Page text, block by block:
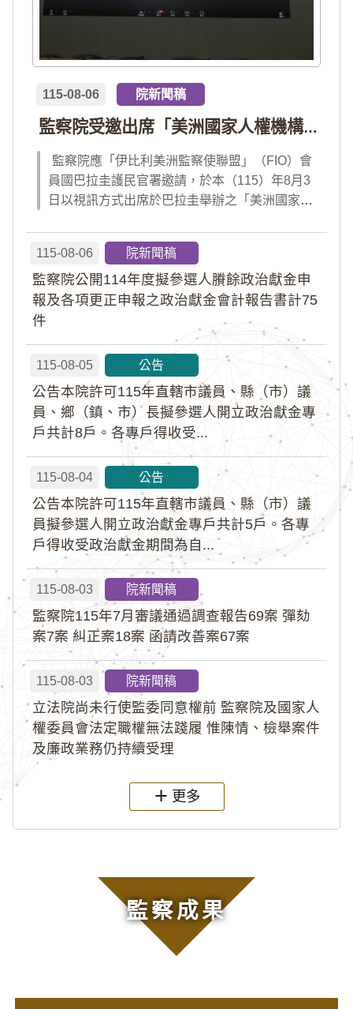
監察院受邀出席「美洲國家人權機構網絡」年會 分享我國氣候災害防治經驗 打造國際永續韌性
115-08-06 院新聞稿
監察院應「伊比利美洲監察使聯盟」（FIO）會
員國巴拉圭護民官署邀請，於本（115）年8月3
日以視訊方式出席於巴拉圭舉辦之「美洲國家人
報告，就美洲地區環境災害、氣候緊急狀態與人
權風險等議題，與拉美地區監察機構、護民官署
及紅十字國際委員會、原住民社區支持組織...
115-08-06 院新聞稿
監察院公開114年度擬參選人賸餘政治獻金申
報及各項更正申報之政治獻金會計報告書計75
件
115-08-05 公告
公告本院許可115年直轄市議員、縣（市）議
員、鄉（鎮、市）長擬參選人開立政治獻金專
戶共計8戶。各專戶得收受...
115-08-04 公告
公告本院許可115年直轄市議員、縣（市）議
員擬參選人開立政治獻金專戶共計5戶。各專
戶得收受政治獻金期間為自...
115-08-03 院新聞稿
監察院115年7月審議通過調查報告69案 彈劾
案7案 糾正案18案 函請改善案67案
115-08-03 院新聞稿
立法院尚未行使監委同意權前 監察院及國家人
權委員會法定職權無法踐履 惟陳情、檢舉案件
及廉政業務仍持續受理
更多
監察成果